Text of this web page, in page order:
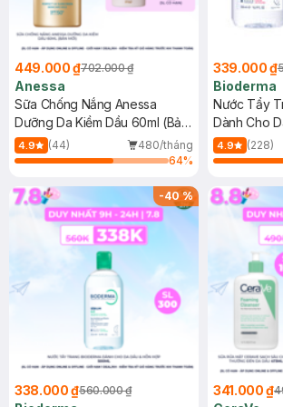
449.000 ₫702.000 ₫
Anessa
Sữa Chống Nắng Anessa
Dưỡng Da Kiềm Dầu 60ml (Bản
Mới)
4.9 (44)
480/tháng
64%
339.000 ₫
Bioderma
Nước Tẩy
Dành Cho
4.9 (228)
-40%
338.000 ₫560.000 ₫ 341.000 ₫